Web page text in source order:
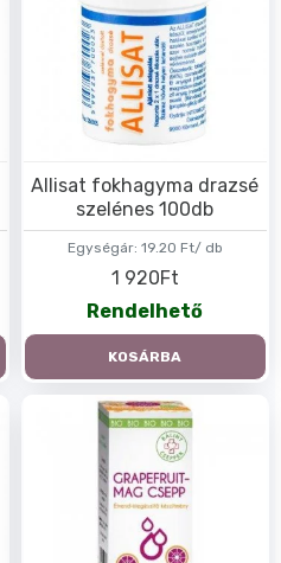
Egységár: 19.20 Ft/ db
Allisat fokhagyma drazsé
szelénes 100db
1 920Ft
Rendelhető
KOSÁRBA